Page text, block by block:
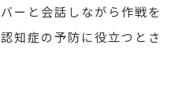
ーと会話しながら作戦を
知症の予防に役立つとさ